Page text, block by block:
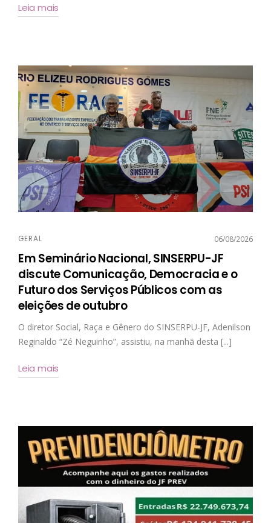
Leia mais
GERAL 06/08/2026
Em Seminário Nacional, SINSERPU-JF
discute Comunicação, Democracia e o
Futuro dos Serviços Públicos com as
eleições de outubro
O diretor Social, Raça e Gênero do SINSERPU-JF, Adenilson
Reginaldo “Zé Neguinho”, assistiu, na manhã desta [...]
Leia mais